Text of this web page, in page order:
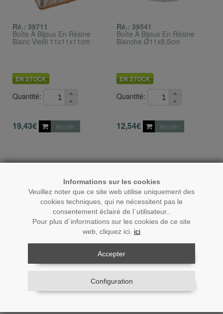
Informations sur les cookies
Veuillez noter que ce site web utilise uniquement des
cookies techniques, qui ne nécessitent pas le
consentement éclairé de l´utilisateur..
Pour plus d´informations sur les cookies de ce site
web, cliquez ici. ici
Accepter
Configuration
Ré.: 39711
Boîte À Bijoux En Résine
Blanc Vieilli 11x11x11cm
EN STOCK
Quantité:
19,43€ Ajouter
Ré.: 39541
Boîte À Bijoux En Résine
Blanche Ø11x8,5cm
EN STOCK
Quantité:
12,54€ Ajouter
Blanche/dorée
Boîte À Bijoux En Résine
Blanche/dorée Ø10,5x13cm